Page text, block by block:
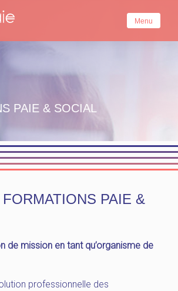
Menu
PAIE & SOCIAL
PAIE &
de mission en tant qu’organisme de
professionnelle des